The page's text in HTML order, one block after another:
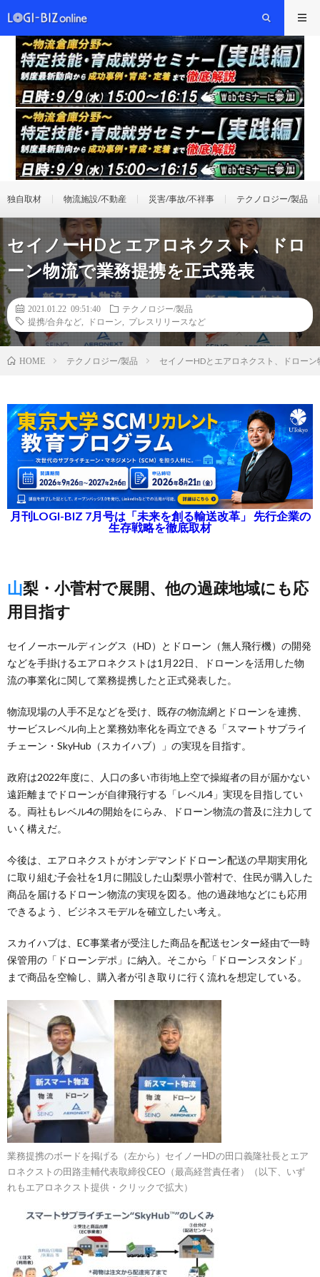
独自取材 物流施設/不動産 災害/事故/不祥事 テクノロジー/製品
セイノーHDとエアロネクスト、ドロ
ーン物流で業務提携を正式発表
2021.01.22 09:51:40
テクノロジー/製品
提携/合弁など
ドローン プレスリリースなど
HOME テクノロジー/製品 セイノーHDとエアロネクスト、ドロー
月刊LOGI-BIZ 7月号は「未来を創る輸送改革」 先行企業の
生存戦略を徹底取材
山梨・小菅村で展開、他の過疎地域にも応
用目指す
セイノーホールディングス（HD）とドローン（無人飛行機）の開発
などを手掛けるエアロネクストは1月22日、ドローンを活用した物
流の事業化に関して業務提携したと正式発表した。
物流現場の人手不足などを受け、既存の物流網とドローンを連携、
サービスレベル向上と業務効率化を両立できる「スマートサプライ
チェーン・SkyHub（スカイハブ）」の実現を目指す。
政府は2022年度に、人口の多い市街地上空で操縦者の目が届かない
遠距離までドローンが自律飛行する「レベル4」実現を目指してい
る。両社もレベル4の開始をにらみ、ドローン物流の普及に注力して
いく構えだ。
今後は、エアロネクストがオンデマンドドローン配送の早期実用化
に取り組む子会社を1月に開設した山梨県小菅村で、住民が購入した
商品を届けるドローン物流の実現を図る。他の過疎地などにも応用
できるよう、ビジネスモデルを確立したい考え。
スカイハブは、EC事業者が受注した商品を配送センター経由で一時
保管用の「ドローンデポ」に納入。そこから「ドローンスタンド」
まで商品を空輸し、購入者が引き取りに行く流れを想定している。
業務提携のボードを掲げる（左から）セイノーHDの田口義隆社長とエア
ロネクストの田路圭輔代表取締役CEO（最高経営責任者）（以下、いず
れもエアロネクスト提供・クリックで拡大）